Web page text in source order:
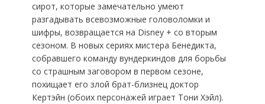
сирот, которые замечательно умеют
разгадывать всевозможные головоломки и
шифры, возвращается на Disney + со вторым
сезоном. В новых сериях мистера Бенедикта,
собравшего команду вундеркиндов для борьбы
со страшным заговором в первом сезоне,
похищает его злой брат-близнец доктор
Кертэйн (обоих персонажей играет Тони Хэйл).